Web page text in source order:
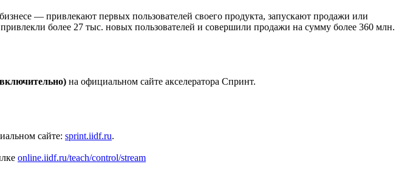
— привлекают первых пользователей своего продукта, запускают продажи или
более 27 тыс. новых пользователей и совершили продажи на сумму более 360 млн.
на официальном сайте акселератора Спринт.
сайте: sprint.iidf.ru.
online.iidf.ru/teach/control/stream